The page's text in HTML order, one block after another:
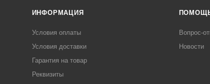
ИНФОРМАЦИЯ
Условия оплаты
Условия доставки
Гарантия на товар
Реквизиты
Вопрос-
Новости